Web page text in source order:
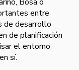
entre
de desarrollo
de planificación
el entorno
sí.